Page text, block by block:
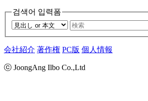
검색어 입력폼
会社紹介 著作権 PC版 個人情報
ⓒ JoongAng Ilbo Co.,Ltd